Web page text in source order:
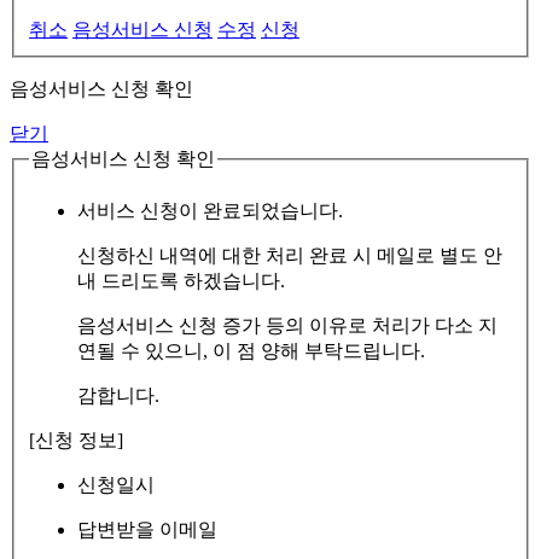
취소 음성서비스 신청 수정 신청
음성서비스 신청 확인
닫기
음성서비스 신청 확인
서비스 신청이 완료되었습니다.
신청하신 내역에 대한 처리 완료 시 메일로 별도 안
내 드리도록 하겠습니다.
음성서비스 신청 증가 등의 이유로 처리가 다소 지
연될 수 있으니, 이 점 양해 부탁드립니다.
감합니다.
[신청 정보]
신청일시
답변받을 이메일